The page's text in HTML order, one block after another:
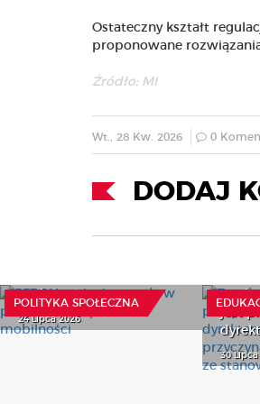
Ostateczny kształt
proponowane
Źródło: MI
Wt., 28 Kw. 2026 0
DODAJ
POLITYKA SPOŁECZNA
24 Lipca 2026
30 Lipca